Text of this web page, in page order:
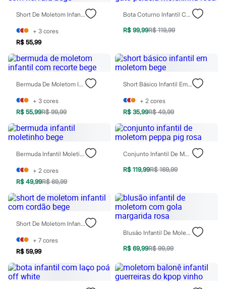
Moda esportiva
Todos os produtos
Infantil
Em alta
Arrumadinho para os meninos
Romântico para as meninas
Novidades
Roupas menina
0 a 24 meses
1 a 5 anos
4 a 12 anos
10 a 16 anos
Roupas menino
0 a 24 meses
4 a 12 anos
10 a 16 anos
Acessórios
Recém-nascido
Bolsas e Mochilas
Calçados
Chinelos
Pantufas
Rasteirinhas
Sandálias
Tênis
Short De Moletom Infantil Com Nervura Bege
+ 3 cores
R$ 55,99
Bota Coturno Infantil Com Gato Pelúcia Molekinha Rosa
R$ 99,99R$ 119,99
Bermuda De Moletom Infantil Com Recorte Bege
+ 3 cores
R$ 55,99R$ 99,99
Short Básico Infantil Em Moletom Bege
+ 2 cores
R$ 35,99R$ 49,99
Bermuda Infantil Moletinho Bege
+ 2 cores
R$ 49,99R$ 69,99
Conjunto Infantil De Moletom Peppa Pig Rosa
R$ 119,99R$ 169,99
Short De Moletom Infantil Com Cordão Bege
+ 7 cores
R$ 59,99
Blusão Infantil De Moletom Com Gola Margarida Rosa
R$ 69,99R$ 99,99